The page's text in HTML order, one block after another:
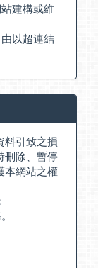
建構或維
以超連結
料引致之損
刪除、暫停
本網站之權